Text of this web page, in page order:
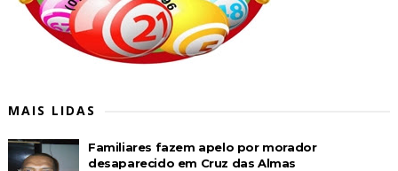
MAIS LIDAS
Familiares fazem apelo por morador
desaparecido em Cruz das Almas